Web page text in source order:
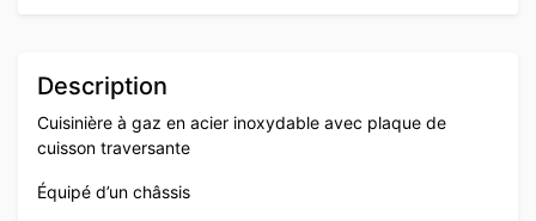
Description
Cuisinière à gaz en acier inoxydable avec plaque de
cuisson traversante
Équipé d’un châssis